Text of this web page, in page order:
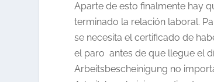
Aparte de esto finalmente hay
terminado la relación laboral.
se necesita el certificado de
el paro antes de que llegue el
Arbeitsbescheinigung no